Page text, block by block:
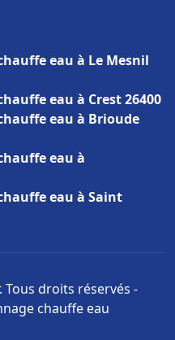
eau à Le Mesnil
eau à Crest 26400
eau à Brioude
eau à
eau à Saint
Tous droits réservés -
chauffe eau